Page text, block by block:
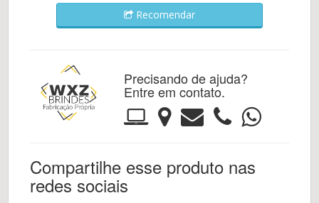
Recomendar
Precisando de ajuda?
Entre em contato.
Compartilhe esse produto nas
redes sociais